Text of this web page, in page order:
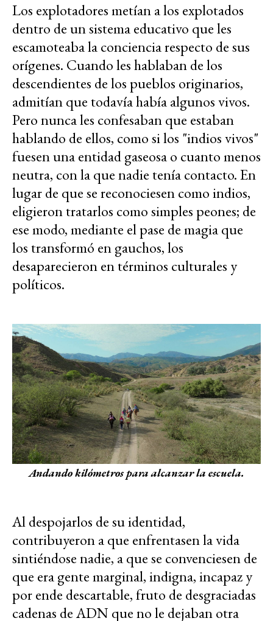
Los explotadores metían a los explotados
dentro de un sistema educativo que les
escamoteaba la conciencia respecto de sus
orígenes. Cuando les hablaban de los
descendientes de los pueblos originarios,
admitían que todavía había algunos vivos.
Pero nunca les confesaban que estaban
hablando de ellos, como si los "indios vivos"
fuesen una entidad gaseosa o cuanto menos
neutra, con la que nadie tenía contacto. En
lugar de que se reconociesen como indios,
eligieron tratarlos como simples peones; de
ese modo, mediante el pase de magia que
los transformó en gauchos, los
desaparecieron en términos culturales y
políticos.
Andando kilómetros para alcanzar la escuela.
Al despojarlos de su identidad,
contribuyeron a que enfrentasen la vida
sintiéndose nadie, a que se convenciesen de
que era gente marginal, indigna, incapaz y
por ende descartable, fruto de desgraciadas
cadenas de ADN que no le dejaban otra